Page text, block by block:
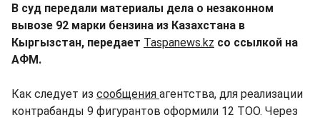
В суд передали материалы дела о незаконном
вывозе 92 марки бензина из Казахстана в
Кыргызстан, передает Taspanews.kz cо ссылкой на
АФМ.
Как следует из сообщения агентства, для реализации
контрабанды 9 фигурантов оформили 12 ТОО. Через